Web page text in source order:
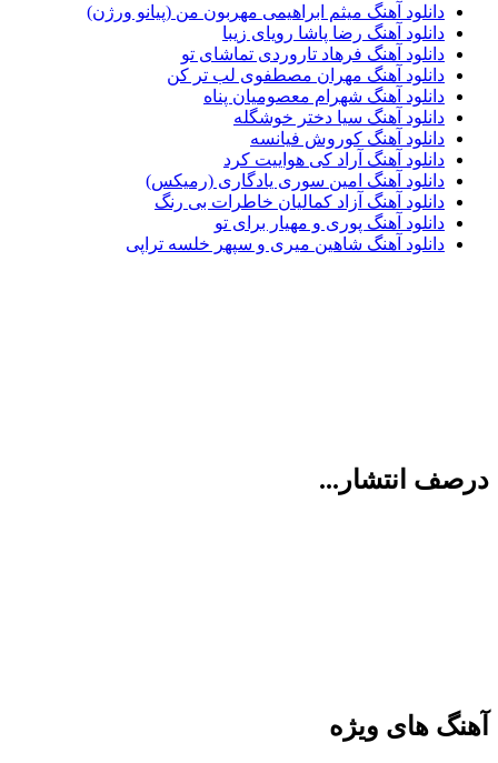
دانلود آهنگ میثم ابراهیمی مهربون من (پیانو ورژن)
دانلود آهنگ رضا پاشا رویای زیبا
دانلود آهنگ فرهاد تاروردی تماشای تو
دانلود آهنگ مهران مصطفوی لب تر کن
دانلود آهنگ شهرام معصومیان پناه
دانلود آهنگ سیا دختر خوشگله
دانلود آهنگ کوروش فیانسه
دانلود آهنگ آراد کی هواییت کرد
دانلود آهنگ امین سوری یادگاری (رمیکس)
دانلود آهنگ آزاد کمالیان خاطرات بی رنگ
دانلود آهنگ پوری و مهیار برای تو
دانلود آهنگ شاهین میری و سپهر خلسه تراپی
درصف انتشار...
آهنگ های ویژه